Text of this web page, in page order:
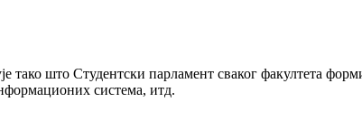
тако што Студентски парламент сваког факултета
система, итд.